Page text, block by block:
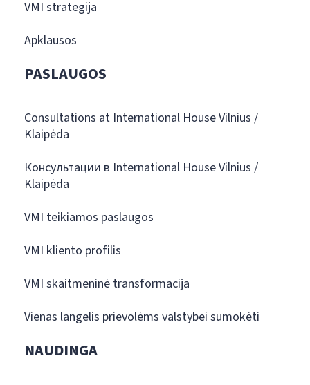
VMI strategija
Apklausos
PASLAUGOS
Consultations at International House Vilnius /
Klaipėda
Консультации в International House Vilnius /
Klaipėda
VMI teikiamos paslaugos
VMI kliento profilis
VMI skaitmeninė transformacija
Vienas langelis prievolėms valstybei sumokėti
NAUDINGA